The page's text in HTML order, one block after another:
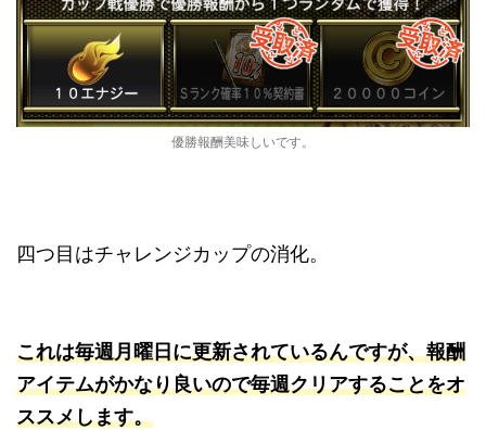
優勝報酬美味しいです。
四つ目はチャレンジカップの消化。
これは毎週月曜日に更新されているんですが、報酬
アイテムがかなり良いので毎週クリアすることをオ
ススメします。